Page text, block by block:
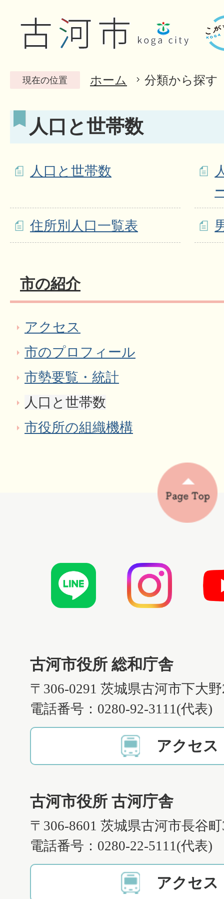
現在の位置 ホーム 分類から探す
人口と世帯数
人口と世帯数
住所別人口一覧表
市の紹介
アクセス
市のプロフィール
市勢要覧・統計
人口と世帯数
市役所の組織機構
古河市役所 総和庁舎
〒306-0291 茨城県古河市下大
電話番号：0280-92-3111(代表)
アクセス
古河市役所 古河庁舎
〒306-8601 茨城県古河市長谷
電話番号：0280-22-5111(代表)
アクセス